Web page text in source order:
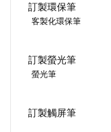
訂製環保筆
客製化環保筆
訂製螢光筆
螢光筆
訂製觸屏筆